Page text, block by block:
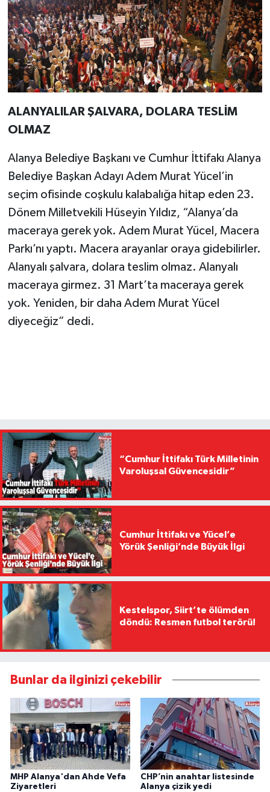
ALANYALILAR ŞALVARA, DOLARA TESLİM
OLMAZ
Alanya Belediye Başkanı ve Cumhur İttifakı Alanya
Belediye Başkan Adayı Adem Murat Yücel’in
seçim ofisinde coşkulu kalabalığa hitap eden 23.
Dönem Milletvekili Hüseyin Yıldız, “Alanya’da
maceraya gerek yok. Adem Murat Yücel, Macera
Parkı’nı yaptı. Macera arayanlar oraya gidebilirler.
Alanyalı şalvara, dolara teslim olmaz. Alanyalı
maceraya girmez. 31 Mart’ta maceraya gerek
yok. Yeniden, bir daha Adem Murat Yücel
diyeceğiz” dedi.
“Cumhur İttifakı Türk Milletinin
Varoluşsal Güvencesidir”
Cumhur İttifakı ve Yücel’e
Yörük Şenliği’nde Büyük İlgi
Kestelspor, Siirt’te ölümden
döndü: Resmen futbol terörü!
Bunlar da ilginizi çekebilir
MHP Alanya'dan Ahde Vefa
Ziyaretleri
CHP’nin anahtar listesinde
Alanya çizik yedi